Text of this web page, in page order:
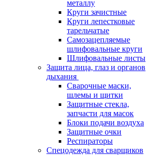
металлу
Круги зачистные
Круги лепестковые
тарельчатые
Самозацепляемые
шлифовальные круги
Шлифовальные листы
Защита лица, глаз и органов
дыхания
Сварочные маски,
шлемы и щитки
Защитные стекла,
запчасти для масок
Блоки подачи воздуха
Защитные очки
Респираторы
Спецодежда для сварщиков